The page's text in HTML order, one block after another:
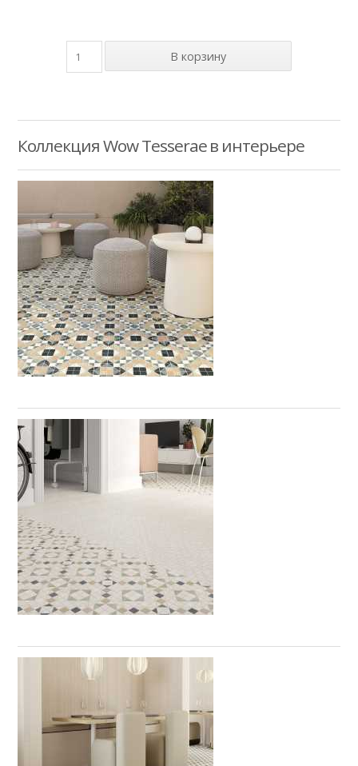
Коллекция Wow Tesserae в интерьере